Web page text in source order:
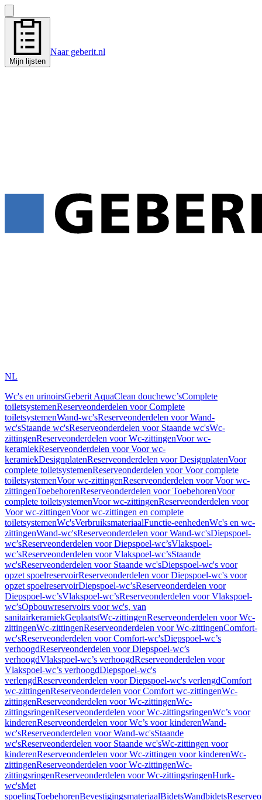
Mijn lijsten
Naar geberit.nl
NL
Wc's en urinoirsGeberit AquaClean douchewc’sComplete
toiletsystemenReserveonderdelen voor Complete
toiletsystemenWand-wc'sReserveonderdelen voor Wand-
wc'sStaande wc'sReserveonderdelen voor Staande wc'sWc-
zittingenReserveonderdelen voor Wc-zittingenVoor wc-
keramiekReserveonderdelen voor Voor wc-
keramiekDesignplatenReserveonderdelen voor DesignplatenVoor
complete toiletsystemenReserveonderdelen voor Voor complete
toiletsystemenVoor wc-zittingenReserveonderdelen voor Voor wc-
zittingenToebehorenReserveonderdelen voor ToebehorenVoor
complete toiletsystemenVoor wc-zittingenReserveonderdelen voor
Voor wc-zittingenVoor wc-zittingen en complete
toiletsystemenWc'sVerbruiksmateriaalFunctie-eenhedenWc's en wc-
zittingenWand-wc'sReserveonderdelen voor Wand-wc'sDiepspoel-
wc’sReserveonderdelen voor Diepspoel-wc’sVlakspoel-
wc’sReserveonderdelen voor Vlakspoel-wc’sStaande
wc'sReserveonderdelen voor Staande wc'sDiepspoel-wc's voor
opzet spoelreservoirReserveonderdelen voor Diepspoel-wc's voor
opzet spoelreservoirDiepspoel-wc’sReserveonderdelen voor
Diepspoel-wc’sVlakspoel-wc’sReserveonderdelen voor Vlakspoel-
wc’sOpbouwreservoirs voor wc's, van
sanitairkeramiekGeplaatstWc-zittingenReserveonderdelen voor Wc-
zittingenWc-zittingenReserveonderdelen voor Wc-zittingenComfort-
wc'sReserveonderdelen voor Comfort-wc'sDiepspoel-wc’s
verhoogdReserveonderdelen voor Diepspoel-wc’s
verhoogdVlakspoel-wc’s verhoogdReserveonderdelen voor
Vlakspoel-wc’s verhoogdDiepspoel-wc's
verlengdReserveonderdelen voor Diepspoel-wc's verlengdComfort
wc-zittingenReserveonderdelen voor Comfort wc-zittingenWc-
zittingenReserveonderdelen voor Wc-zittingenWc-
zittingsringenReserveonderdelen voor Wc-zittingsringenWc’s voor
kinderenReserveonderdelen voor Wc’s voor kinderenWand-
wc'sReserveonderdelen voor Wand-wc'sStaande
wc'sReserveonderdelen voor Staande wc'sWc-zittingen voor
kinderenReserveonderdelen voor Wc-zittingen voor kinderenWc-
zittingenReserveonderdelen voor Wc-zittingenWc-
zittingsringenReserveonderdelen voor Wc-zittingsringenHurk-
wc'sMet
spoelingToebehorenBevestigingsmateriaalBidetsWandbidets